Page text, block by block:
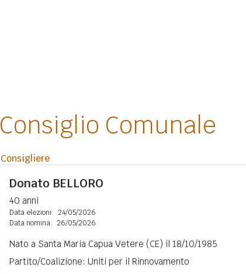
Consiglio Comunale
Consigliere
Donato BELLORO
40 anni
Data elezioni: 24/05/2026
Data nomina: 26/05/2026
Nato a Santa Maria Capua Vetere (CE) il 18/10/1985
Partito/Coalizione: Uniti per il Rinnovamento